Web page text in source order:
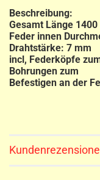
Beschreibung:
Gesamt Länge 1400
Feder innen
Drahtstärke: 7 mm
incl, Federköpfe
Bohrungen zum
Befestigen an der